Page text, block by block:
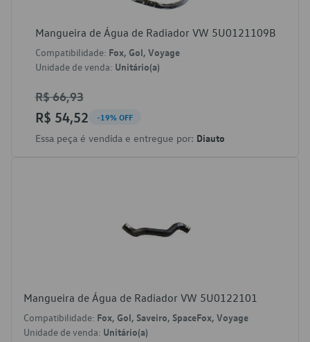
Mangueira de Água de Radiador VW 5U0121109B
Compatibilidade: Fox, Gol, Voyage
Unidade de venda: Unitário(a)
R$ 66,93
R$ 54,52 -19% OFF
Essa peça é vendida e entregue por: Diauto
Mangueira de Água de Radiador VW 5U0122101
Compatibilidade: Fox, Gol, Saveiro, SpaceFox, Voyage
Unidade de venda: Unitário(a)